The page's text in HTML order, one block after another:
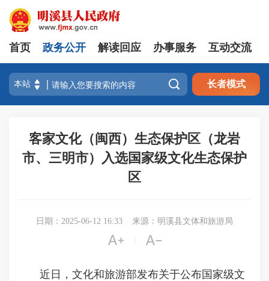
首页 政务公开 解读回应 办事服务 互动交流
 长者模式
客家文化（闽西）生态保护区（龙岩
市、三明市）入选国家级文化生态保护
区
日期：2025-06-12 16:33 来源：明溪县文体和旅游局
 
近日，文化和旅游部发布关于公布国家级文